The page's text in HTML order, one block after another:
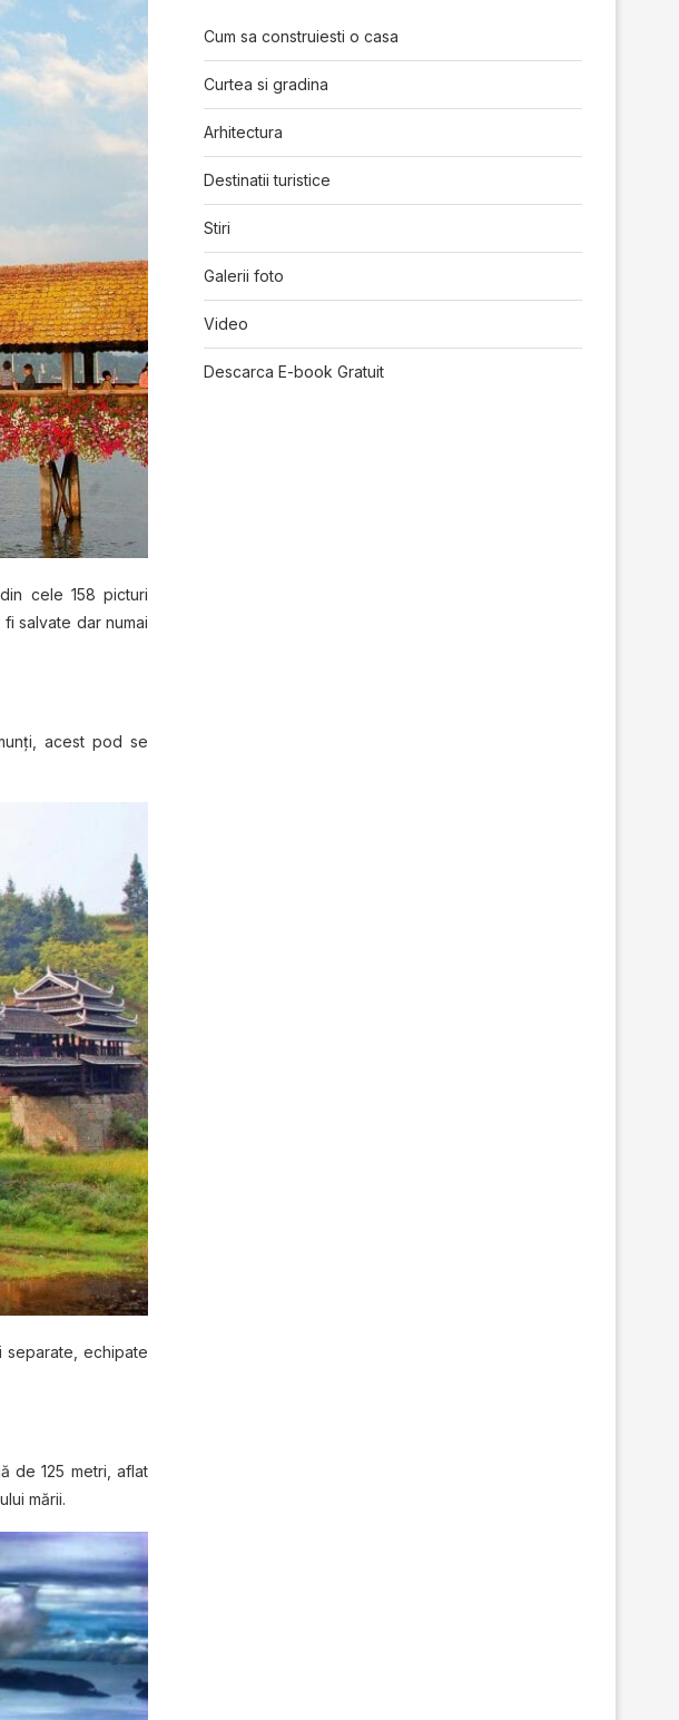
cele 158 picturi
salvate dar numai
acest pod se
separate, echipate
de 125 metri, aflat
mării.
Cum sa construiesti o casa
Curtea si gradina
Arhitectura
Destinatii turistice
Stiri
Galerii foto
Video
Descarca E-book Gratuit